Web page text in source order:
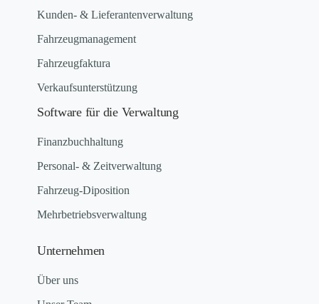
Kunden- & Lieferantenverwaltung
Fahrzeugmanagement
Fahrzeugfaktura
Verkaufsunterstützung
Software für die Verwaltung
Finanzbuchhaltung
Personal- & Zeitverwaltung
Fahrzeug-Diposition
Mehrbetriebsverwaltung
Unternehmen
Über uns